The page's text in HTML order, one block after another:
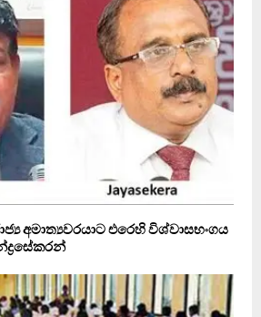
අමාත්‍යවරයාට එරෙහි විශ්වාසභංගය